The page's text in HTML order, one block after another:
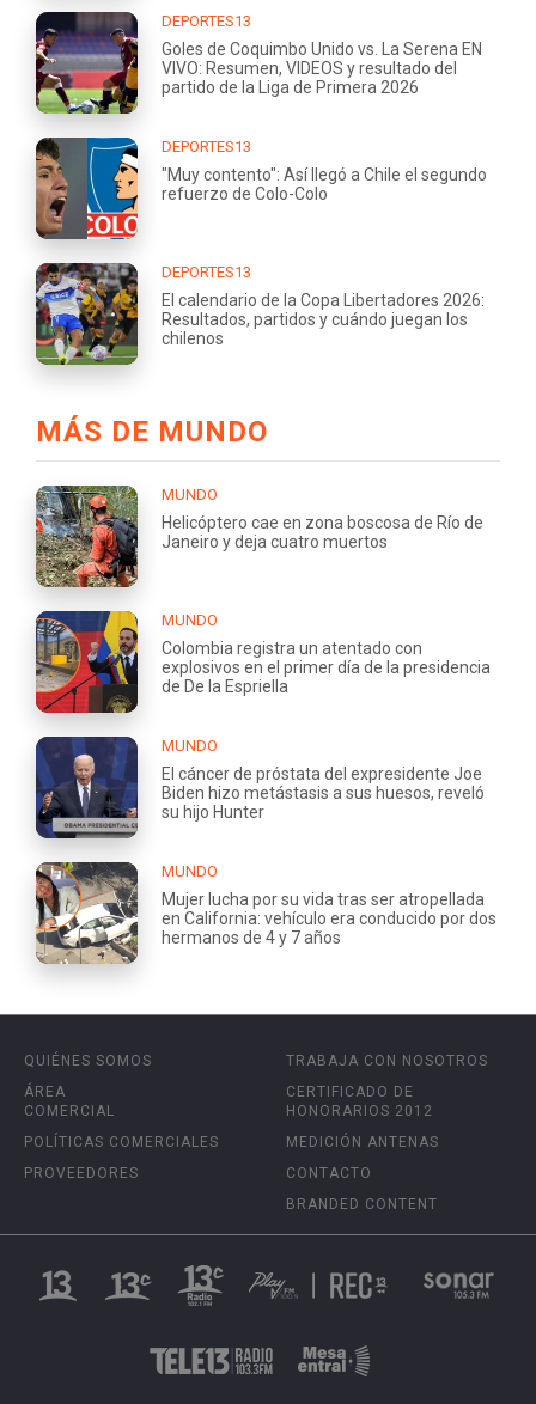
DEPORTES13
Goles de Coquimbo Unido vs. La Serena EN
VIVO: Resumen, VIDEOS y resultado del
partido de la Liga de Primera 2026
DEPORTES13
"Muy contento": Así llegó a Chile el segundo
refuerzo de Colo-Colo
DEPORTES13
El calendario de la Copa Libertadores 2026:
Resultados, partidos y cuándo juegan los
chilenos
MÁS DE MUNDO
MUNDO
Helicóptero cae en zona boscosa de Río de
Janeiro y deja cuatro muertos
MUNDO
Colombia registra un atentado con
explosivos en el primer día de la presidencia
de De la Espriella
MUNDO
El cáncer de próstata del expresidente Joe
Biden hizo metástasis a sus huesos, reveló
su hijo Hunter
MUNDO
Mujer lucha por su vida tras ser atropellada
en California: vehículo era conducido por dos
hermanos de 4 y 7 años
QUIÉNES SOMOS
ÁREA
COMERCIAL
POLÍTICAS COMERCIALES
PROVEEDORES
TRABAJA CON NOSOTROS
CERTIFICADO DE
HONORARIOS 2012
MEDICIÓN ANTENAS
CONTACTO
BRANDED CONTENT